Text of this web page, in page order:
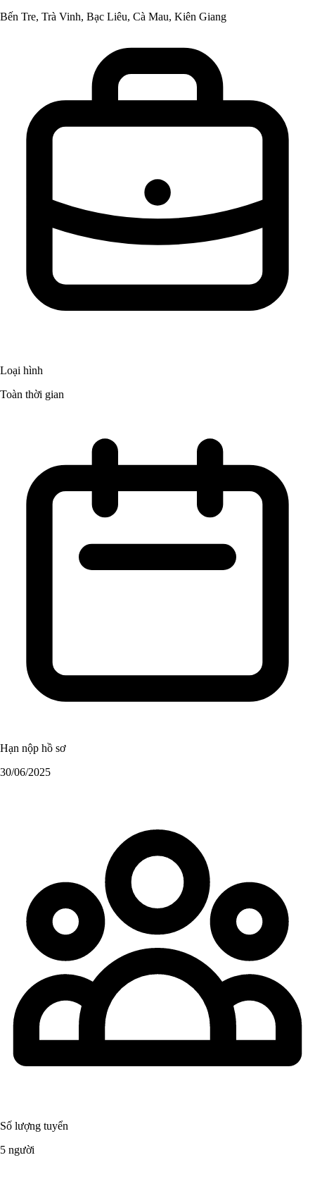
Bến Tre, Trà Vinh, Bạc Liêu, Cà Mau, Kiên Giang
Loại hình
Toàn thời gian
Hạn nộp hồ sơ
30/06/2025
Số lượng tuyển
5 người